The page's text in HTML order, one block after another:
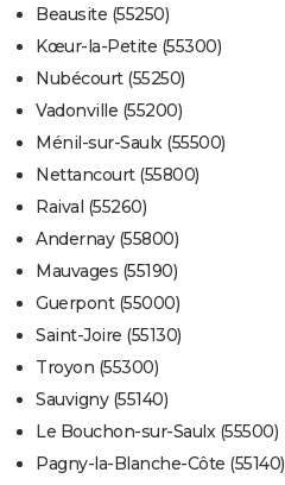
Beausite (55250)
Kœur-la-Petite (55300)
Nubécourt (55250)
Vadonville (55200)
Ménil-sur-Saulx (55500)
Nettancourt (55800)
Raival (55260)
Andernay (55800)
Mauvages (55190)
Guerpont (55000)
Saint-Joire (55130)
Troyon (55300)
Sauvigny (55140)
Le Bouchon-sur-Saulx (55500)
Pagny-la-Blanche-Côte (55140)